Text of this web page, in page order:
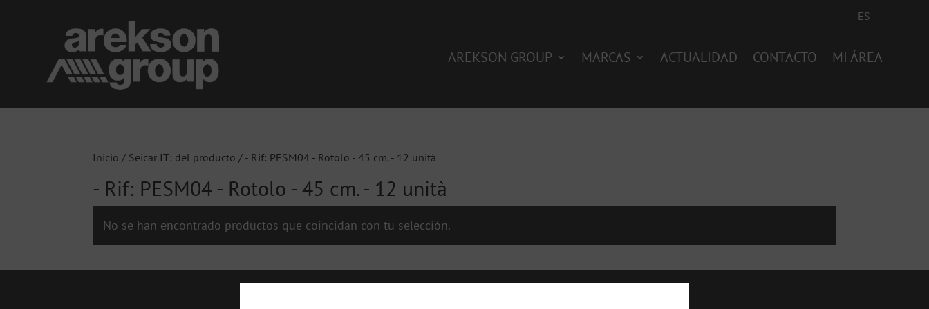
ES
AREKSON GROUP MARCAS ACTUALIDAD CONTACTO MI ÁREA
Inicio / Seicar IT: del producto / - Rif: PESM04 - Rotolo - 45 cm. - 12 unità
- Rif: PESM04 - Rotolo - 45 cm. - 12 unità
No se han encontrado productos que coincidan con tu selección.